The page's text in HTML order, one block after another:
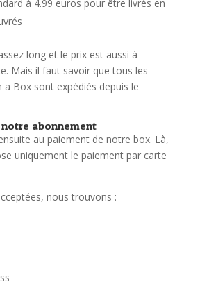
à 4.99 euros pour être livrés en
long et le prix est aussi à
Mais il faut savoir que tous les
a Box sont expédiés depuis le
abonnement
au paiement de notre box. Là,
uniquement le paiement par carte
nous trouvons :